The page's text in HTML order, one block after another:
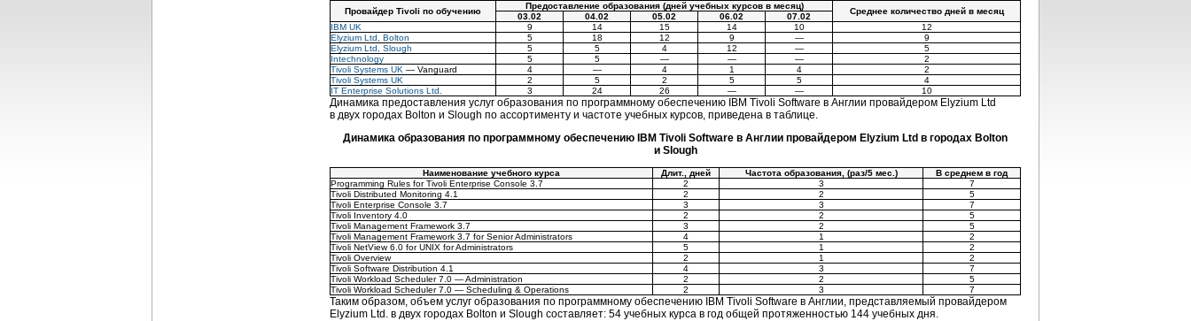
Провайдер Tivoli по обучению
Предоставление образования (дней учебных курсов в месяц)
Среднее количество дней в месяц
03.02 04.02 05.02 06.02
07.02
IBM UK
9 14 15 14 10
12
Elyzium Ltd, Bolton
5 18 12 9 —
9
Elyzium Ltd, Slough
5 5 4 12 —
5
Intechnology
5 5 — — —
2
Tivoli Systems UK — Vanguard 4 — 4 1 4
2
Tivoli Systems UK
2 5 2 5 5
4
IT Enterprise Solutions Ltd.
3 24 26 — — 10
Динамика предоставления услуг образования по программному обеспечению IBM Tivoli Software в Англии провайдером Elyzium Ltd
в двух городах Bolton и Slough по ассортименту и частоте учебных курсов, приведена в таблице.
Динамика образования по программному обеспечению IBM Tivoli Software в Англии провайдером Elyzium Ltd в городах Bolton
и Slough
Наименование учебного курса Длит., дней Частота образования, (раз/5 мес.)
В среднем в год
Programming Rules for Tivoli Enterprise Console 3.7
2 3
7
Tivoli Distributed Monitoring 4.1
2 2
5
Tivoli Enterprise Console 3.7
3 3
7
Tivoli Inventory 4.0
2 2
5
Tivoli Management Framework 3.7
3 2
5
Tivoli Management Framework 3.7 for Senior Administrators
4 1
2
Tivoli NetView 6.0 for UNIX for Administrators
5 1
2
Tivoli Overview
2 1
2
Tivoli Software Distribution 4.1
4 3
7
Tivoli Workload Scheduler 7.0 — Administration
2 2
5
Tivoli Workload Scheduler 7.0 — Scheduling & Operations
2 3 7
Таким образом, объем услуг образования по программному обеспечению IBM Tivoli Software в Англии, представляемый провайдером
Elyzium Ltd. в двух городах Bolton и Slough составляет: 54 учебных курса в год общей протяженностью 144 учебных дня.